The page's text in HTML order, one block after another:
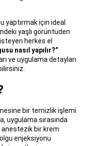
yaptırmak için ideal
yaşlı görüntüden
herkes el
nasıl yapılır?”
ve uygulama detayları
bir temizlik işlemi
uygulama sırasında
anestezik bir krem
enjeksiyonu